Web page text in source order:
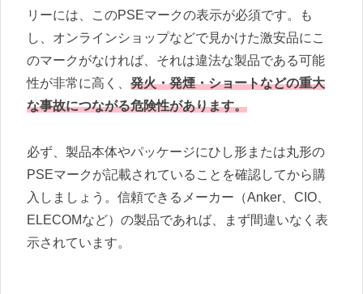
リーには、このPSEマークの表示が必須です。も
し、オンラインショップなどで見かけた激安品にこ
のマークがなければ、それは違法な製品である可能
性が非常に高く、 発火・発煙・ショートなどの重大
な事故につながる危険性があります。
必ず、製品本体やパッケージにひし形または丸形の
PSEマークが記載されていることを確認してから購
入しましょう。信頼できるメーカー（Anker、CIO、
ELECOMなど）の製品であれば、まず間違いなく表
示されています。